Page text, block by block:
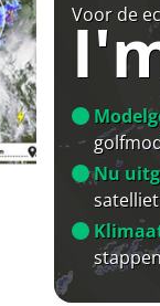
Voor de
Nu